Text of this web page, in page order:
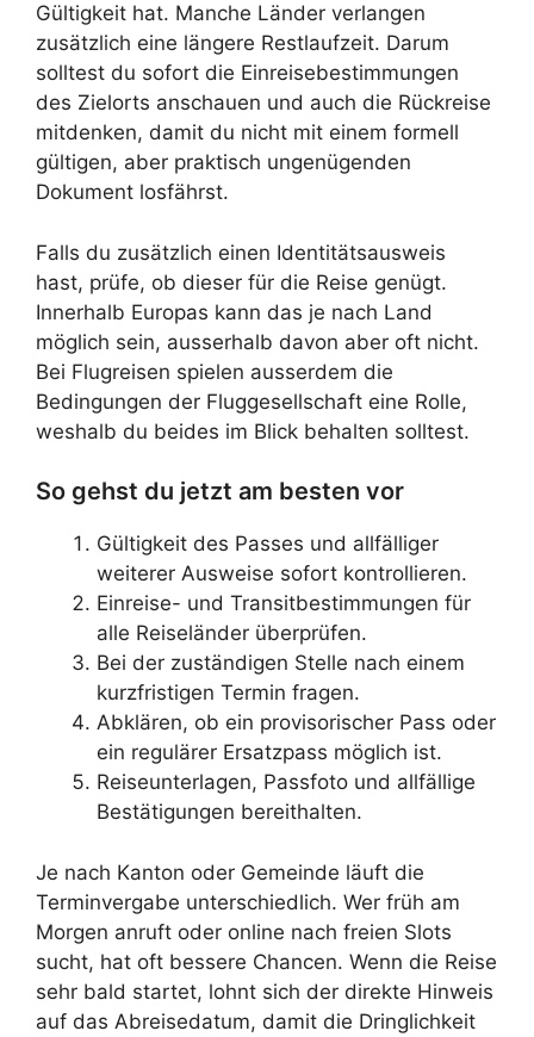
Gültigkeit hat. Manche Länder verlangen
zusätzlich eine längere Restlaufzeit. Darum
solltest du sofort die Einreisebestimmungen
des Zielorts anschauen und auch die Rückreise
mitdenken, damit du nicht mit einem formell
gültigen, aber praktisch ungenügenden
Dokument losfährst.
Falls du zusätzlich einen Identitätsausweis
hast, prüfe, ob dieser für die Reise genügt.
Innerhalb Europas kann das je nach Land
möglich sein, ausserhalb davon aber oft nicht.
Bei Flugreisen spielen ausserdem die
Bedingungen der Fluggesellschaft eine Rolle,
weshalb du beides im Blick behalten solltest.
So gehst du jetzt am besten vor
Gültigkeit des Passes und allfälliger
weiterer Ausweise sofort kontrollieren.
Einreise- und Transitbestimmungen für
alle Reiseländer überprüfen.
Bei der zuständigen Stelle nach einem
kurzfristigen Termin fragen.
Abklären, ob ein provisorischer Pass oder
ein regulärer Ersatzpass möglich ist.
Reiseunterlagen, Passfoto und allfällige
Bestätigungen bereithalten.
Je nach Kanton oder Gemeinde läuft die
Terminvergabe unterschiedlich. Wer früh am
Morgen anruft oder online nach freien Slots
sucht, hat oft bessere Chancen. Wenn die Reise
sehr bald startet, lohnt sich der direkte Hinweis
auf das Abreisedatum, damit die Dringlichkeit